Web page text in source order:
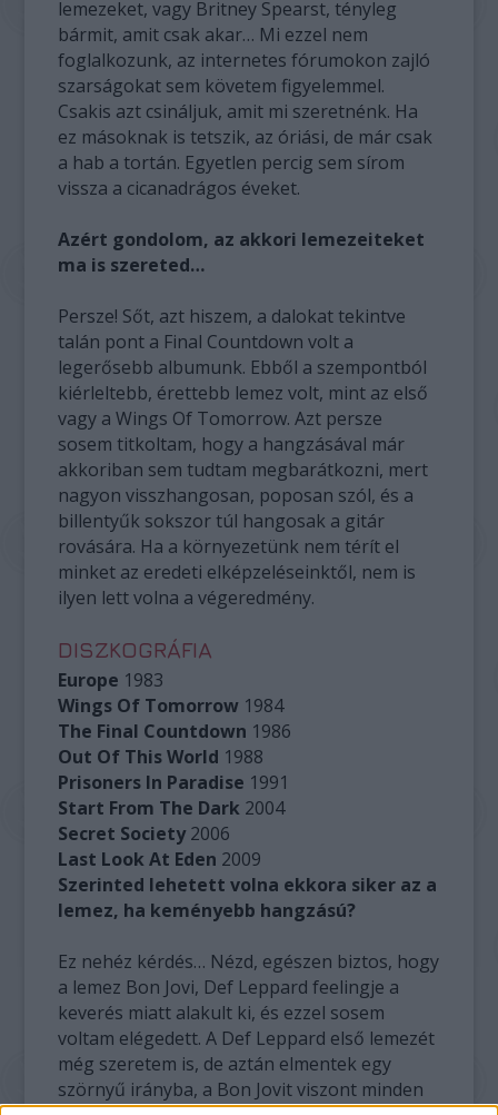
lemezeket, vagy Britney Spearst, tényleg
bármit, amit csak akar… Mi ezzel nem
foglalkozunk, az internetes fórumokon zajló
szarságokat sem követem figyelemmel.
Csakis azt csináljuk, amit mi szeretnénk. Ha
ez másoknak is tetszik, az óriási, de már csak
a hab a tortán. Egyetlen percig sem sírom
vissza a cicanadrágos éveket.
Azért gondolom, az akkori lemezeiteket
ma is szereted…
Persze! Sőt, azt hiszem, a dalokat tekintve
talán pont a Final Countdown volt a
legerősebb albumunk. Ebből a szempontból
kiérleltebb, érettebb lemez volt, mint az első
vagy a Wings Of Tomorrow. Azt persze
sosem titkoltam, hogy a hangzásával már
akkoriban sem tudtam megbarátkozni, mert
nagyon visszhangosan, poposan szól, és a
billentyűk sokszor túl hangosak a gitár
rovására. Ha a környezetünk nem térít el
minket az eredeti elképzeléseinktől, nem is
ilyen lett volna a végeredmény.
DISZKOGRÁFIA
Europe 1983
Wings Of Tomorrow 1984
The Final Countdown 1986
Out Of This World 1988
Prisoners In Paradise 1991
Start From The Dark 2004
Secret Society2006
Last Look At Eden 2009
Szerinted lehetett volna ekkora siker az a
lemez, ha keményebb hangzású?
Ez nehéz kérdés… Nézd, egészen biztos, hogy
a lemez Bon Jovi, Def Leppard feelingje a
keverés miatt alakult ki, és ezzel sosem
voltam elégedett. A Def Leppard első lemezét
még szeretem is, de aztán elmentek egy
szörnyű irányba, a Bon Jovit viszont minden